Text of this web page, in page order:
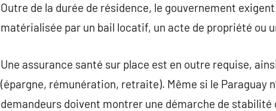
Outre de la durée de résidence, le gouvernement
matérialisée par un bail locatif, un acte de propriété ou
Une assurance santé sur place est en outre requise,
(épargne, rémunération, retraite). Même si le Paraguay
demandeurs doivent montrer une démarche de stabilité